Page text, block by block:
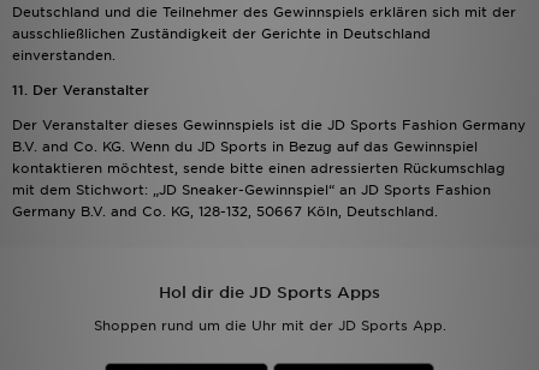
Deutschland und die Teilnehmer des Gewinnspiels erklären sich mit der
ausschließlichen Zuständigkeit der Gerichte in Deutschland
einverstanden.
11. Der Veranstalter
Der Veranstalter dieses Gewinnspiels ist die JD Sports Fashion Germany
B.V. and Co. KG. Wenn du JD Sports in Bezug auf das Gewinnspiel
kontaktieren möchtest, sende bitte einen adressierten Rückumschlag
mit dem Stichwort: „JD Sneaker-Gewinnspiel“ an JD Sports Fashion
Germany B.V. and Co. KG, 128-132, 50667 Köln, Deutschland.
Hol dir die JD Sports Apps
Shoppen rund um die Uhr mit der JD Sports App.